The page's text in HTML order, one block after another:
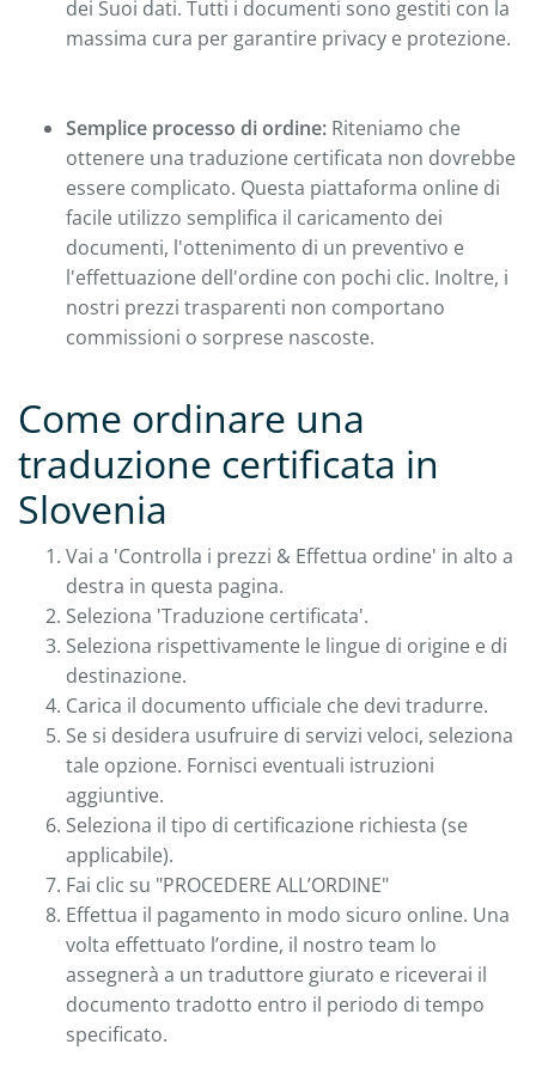
dei Suoi dati. Tutti i documenti sono gestiti con la
massima cura per garantire privacy e protezione.
Semplice processo di ordine: Riteniamo che
ottenere una traduzione certificata non dovrebbe
essere complicato. Questa piattaforma online di
facile utilizzo semplifica il caricamento dei
documenti, l'ottenimento di un preventivo e
l'effettuazione dell'ordine con pochi clic. Inoltre, i
nostri prezzi trasparenti non comportano
commissioni o sorprese nascoste.
Come ordinare una
traduzione certificata in
Slovenia
Vai a 'Controlla i prezzi & Effettua ordine' in alto a
destra in questa pagina.
Seleziona 'Traduzione certificata'.
Seleziona rispettivamente le lingue di origine e di
destinazione.
Carica il documento ufficiale che devi tradurre.
Se si desidera usufruire di servizi veloci, seleziona
tale opzione. Fornisci eventuali istruzioni
aggiuntive.
Seleziona il tipo di certificazione richiesta (se
applicabile).
Fai clic su "PROCEDERE ALL’ORDINE"
Effettua il pagamento in modo sicuro online. Una
volta effettuato l’ordine, il nostro team lo
assegnerà a un traduttore giurato e riceverai il
documento tradotto entro il periodo di tempo
specificato.